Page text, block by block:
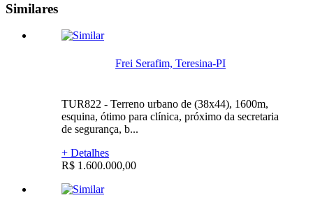
Similares
Frei Serafim, Teresina-PI
TUR822 - Terreno urbano de (38x44), 1600m,
esquina, ótimo para clínica, próximo da secretaria
de segurança, b...
+ Detalhes
R$ 1.600.000,00